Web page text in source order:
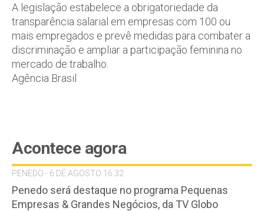
A legislação estabelece a obrigatoriedade da
transparência salarial em empresas com 100 ou
mais empregados e prevê medidas para combater a
discriminação e ampliar a participação feminina no
mercado de trabalho.
Agência Brasil
Acontece agora
PENEDO - 6 DE AGOSTO 16:32
Penedo será destaque no programa Pequenas
Empresas & Grandes Negócios, da TV Globo